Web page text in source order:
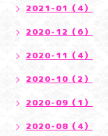
2021-01（4）
2020-12（6）
2020-11（4）
2020-10（2）
2020-09（1）
2020-08（4）